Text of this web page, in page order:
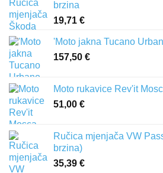
brzina
19,71 €
'Moto jakna Tucano
157,50 €
Moto rukavice Rev'it
51,00 €
Ručica mjenjača VW
brzina)
35,39 €